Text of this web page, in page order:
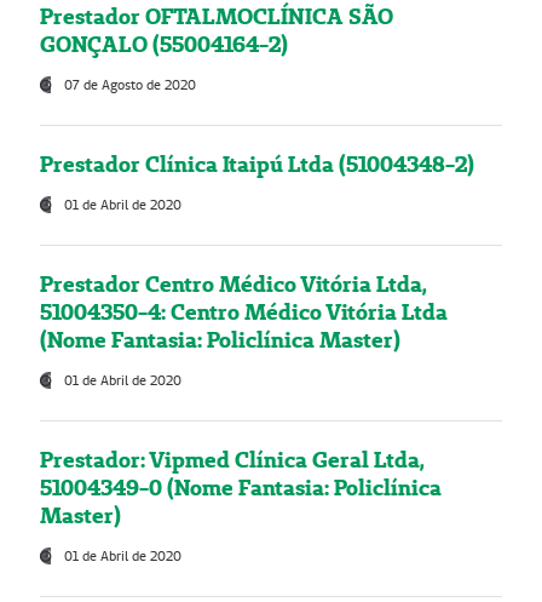
Prestador OFTALMOCLÍNICA SÃO
GONÇALO (55004164-2)
07 de Agosto de 2020
Prestador Clínica Itaipú Ltda (51004348-2)
01 de Abril de 2020
Prestador Centro Médico Vitória Ltda,
51004350-4: Centro Médico Vitória Ltda
(Nome Fantasia: Policlínica Master)
01 de Abril de 2020
Prestador: Vipmed Clínica Geral Ltda,
51004349-0 (Nome Fantasia: Policlínica
Master)
01 de Abril de 2020